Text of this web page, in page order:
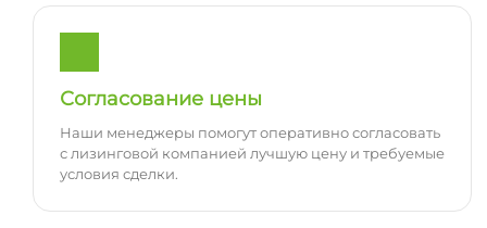
Согласование цены
Наши менеджеры помогут оперативно согласовать
с лизинговой компанией лучшую цену и требуемые
условия сделки.